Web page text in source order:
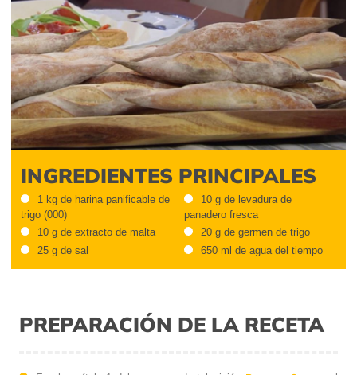
INGREDIENTES PRINCIPALES
1 kg de harina panificable de
trigo (000)
10 g de extracto de malta
25 g de sal
10 g de levadura de
panadero fresca
20 g de germen de trigo
650 ml de agua del tiempo
PREPARACIÓN DE LA RECETA